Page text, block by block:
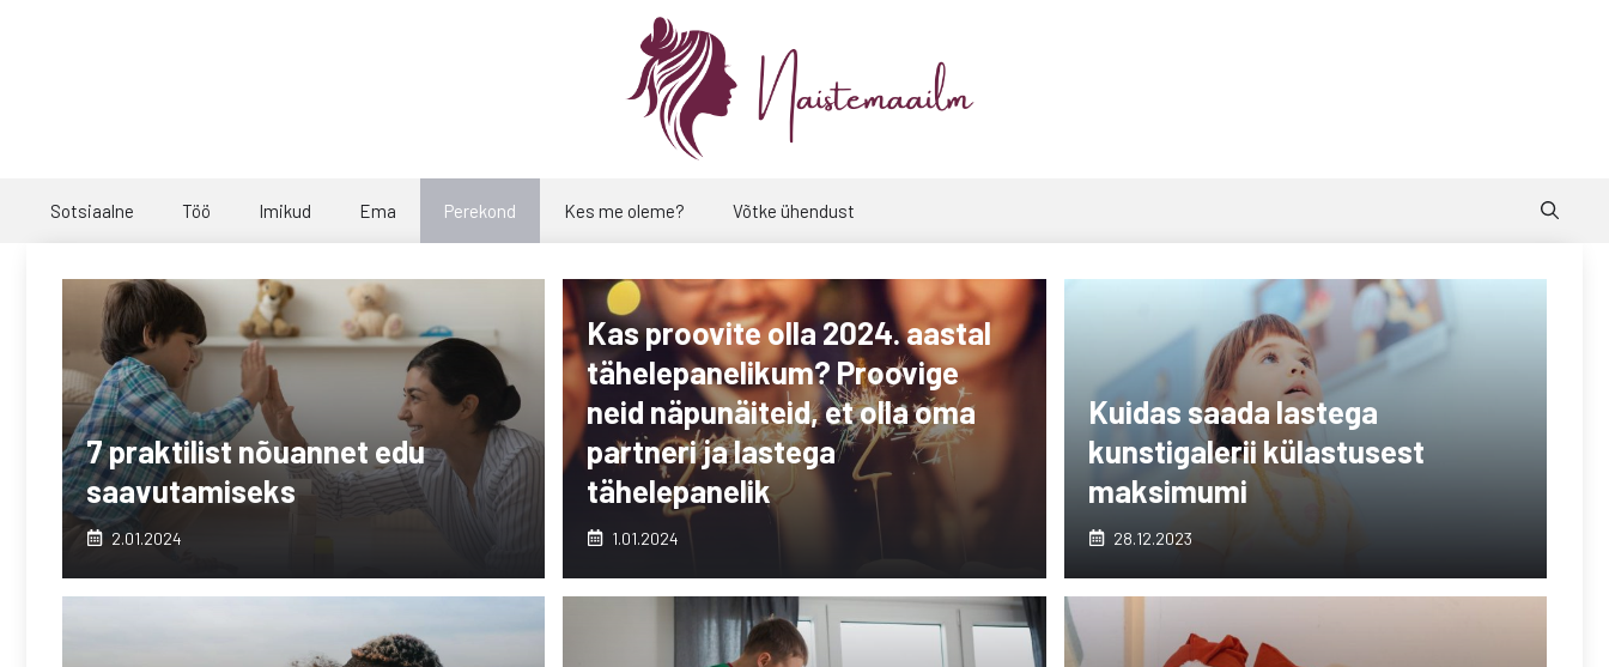
Sotsiaalne Töö Imikud Ema Perekond Kes me oleme? Võtke ühendust
7 praktilist nõuannet edu
saavutamiseks
2.01.2024
Kas proovite olla 2024. aastal
tähelepanelikum? Proovige
neid näpunäiteid, et olla oma
partneri ja lastega
tähelepanelik
1.01.2024
Kuidas saada lastega
kunstigalerii külastusest
maksimumi
28.12.2023